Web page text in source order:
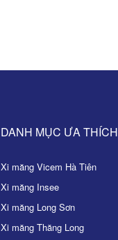
DANH MỤC ƯA THÍCH
Xi măng Vicem Hà Tiên
Xi măng Insee
Xi măng Long Sơn
Xi măng Thăng Long